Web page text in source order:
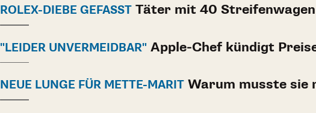
ROLEX-DIEBE GEFASST Täter mit 40
"LEIDER UNVERMEIDBAR" Apple-Chef kündigt
NEUE LUNGE FÜR METTE-MARIT Warum musste sie